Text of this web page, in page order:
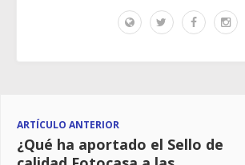
ARTÍCULO ANTERIOR
¿Qué ha aportado el Sello de